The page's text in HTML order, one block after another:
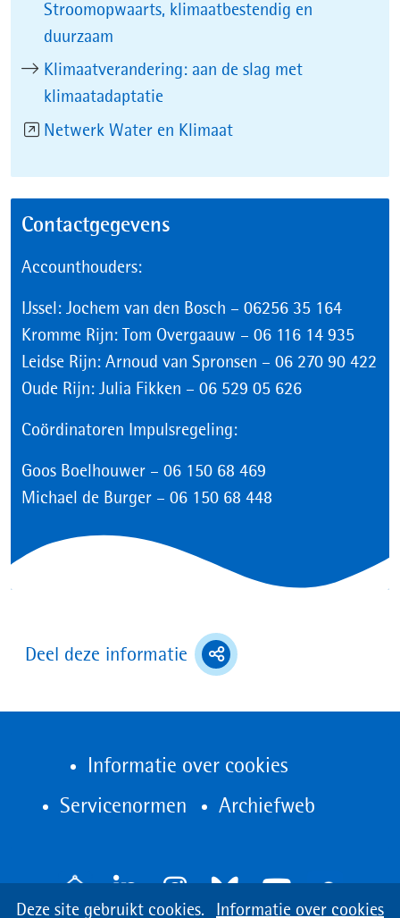
Cookies
Deze site gebruikt cookies. Informatie over cookies
Hier
Stroomopwaarts, klimaatbestendig en
duurzaam
Klimaatverandering: aan de slag met
klimaatadaptatie
Netwerk Water en Klimaat(opent
Contactgegevens
Accounthouders:
IJssel: Jochem van den Bosch – 06256 35 164
Kromme Rijn: Tom Overgaauw – 06 116 14 935
Leidse Rijn: Arnoud van Spronsen – 06 270 90 422
Oude Rijn: Julia Fikken – 06 529 05 626
Coördinatoren Impulsregeling:
Goos Boelhouwer – 06 150 68 469
Michael de Burger – 06 150 68 448
Deel deze informatie (toont
deel
opties)
Informatie over cookies
Servicenormen
Archiefweb
venster)
V